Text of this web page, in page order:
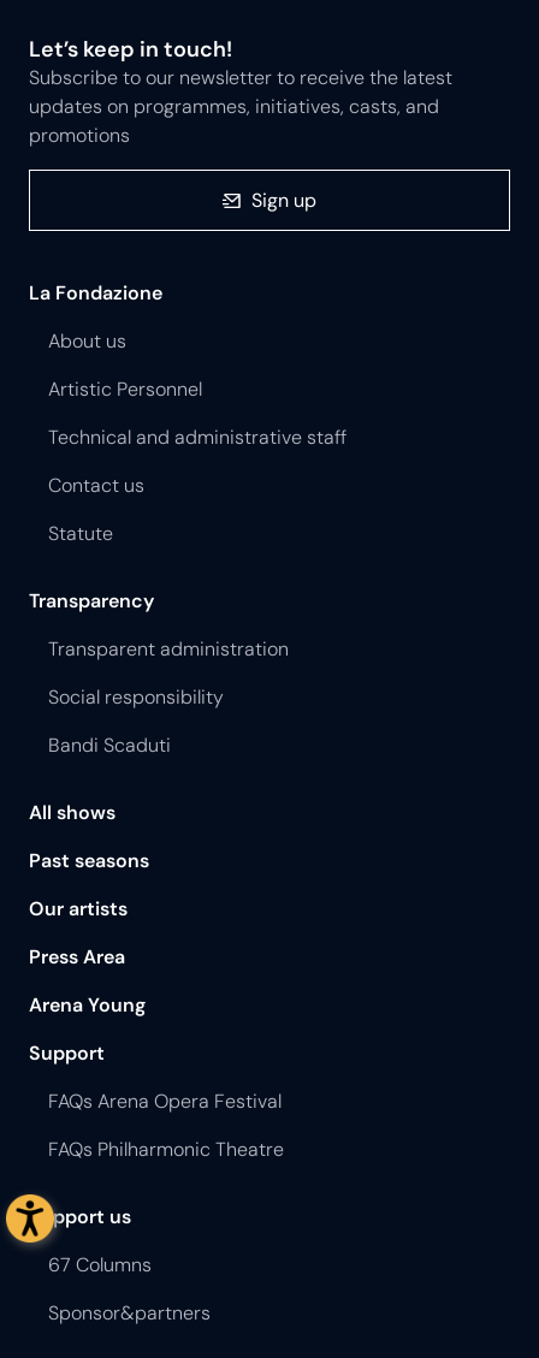
Let’s keep in touch!
Subscribe to our newsletter to receive the latest
updates on programmes, initiatives, casts, and
promotions
Sign up
La Fondazione
About us
Artistic Personnel
Technical and administrative staff
Contact us
Statute
Transparency
Transparent administration
Social responsibility
Bandi Scaduti
All shows
Past seasons
Our artists
Press Area
Arena Young
Support
FAQs Arena Opera Festival
FAQs Philharmonic Theatre
Support us
67 Columns
Sponsor&partners